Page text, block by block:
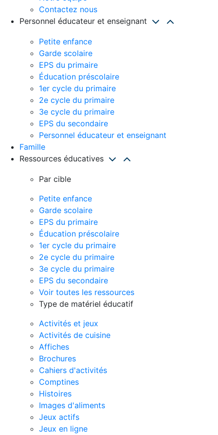
Contactez nous
Personnel éducateur et enseignant
Petite enfance
Garde scolaire
EPS du primaire
Éducation préscolaire
1er cycle du primaire
2e cycle du primaire
3e cycle du primaire
EPS du secondaire
Personnel éducateur et enseignant
Famille
Ressources éducatives
Par cible
Petite enfance
Garde scolaire
EPS du primaire
Éducation préscolaire
1er cycle du primaire
2e cycle du primaire
3e cycle du primaire
EPS du secondaire
Voir toutes les ressources
Type de matériel éducatif
Activités et jeux
Activités de cuisine
Affiches
Brochures
Cahiers d'activités
Comptines
Histoires
Images d'aliments
Jeux actifs
Jeux en ligne